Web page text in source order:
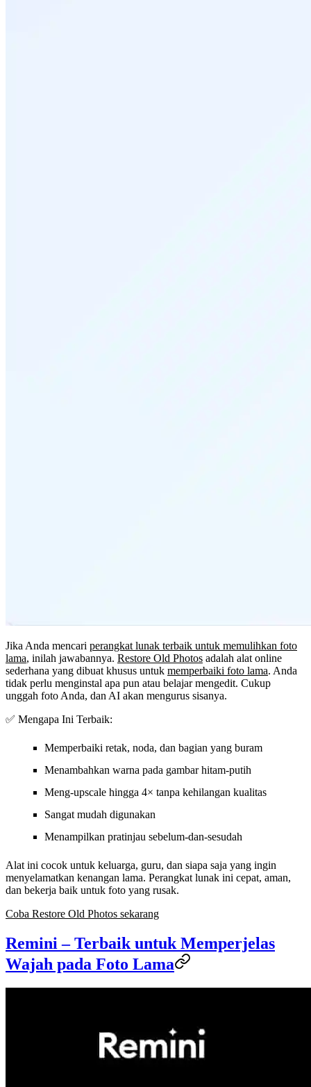
Jika Anda mencari perangkat lunak terbaik untuk memulihkan foto
lama, inilah jawabannya. Restore Old Photos adalah alat online
sederhana yang dibuat khusus untuk memperbaiki foto lama. Anda
tidak perlu menginstal apa pun atau belajar mengedit. Cukup
unggah foto Anda, dan AI akan mengurus sisanya.
✅ Mengapa Ini Terbaik:
Memperbaiki retak, noda, dan bagian yang buram
Menambahkan warna pada gambar hitam-putih
Meng-upscale hingga 4× tanpa kehilangan kualitas
Sangat mudah digunakan
Menampilkan pratinjau sebelum-dan-sesudah
Alat ini cocok untuk keluarga, guru, dan siapa saja yang ingin
menyelamatkan kenangan lama. Perangkat lunak ini cepat, aman,
dan bekerja baik untuk foto yang rusak.
Coba Restore Old Photos sekarang
Remini – Terbaik untuk Memperjelas
Wajah pada Foto Lama